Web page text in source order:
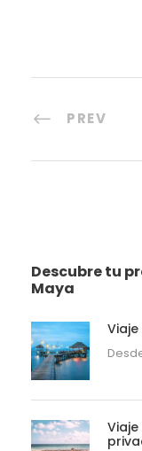
PREV
Descubre tu
Maya